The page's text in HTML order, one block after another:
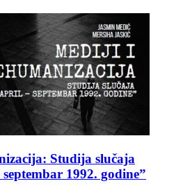
Studija slučaja
1992. godine”